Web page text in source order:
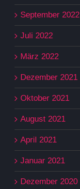
September 2022
Juli 2022
März 2022
Dezember 2021
Oktober 2021
August 2021
April 2021
Januar 2021
Dezember 2020